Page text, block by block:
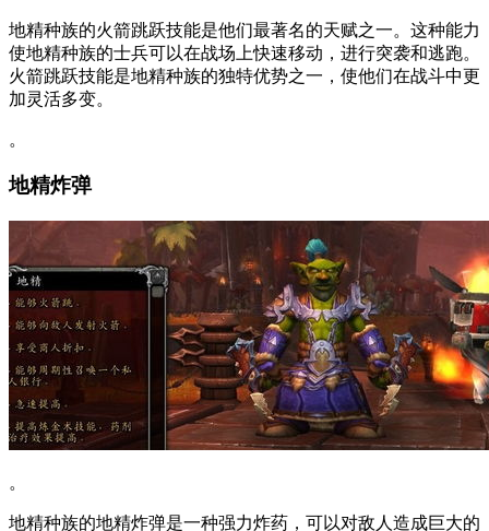
地精种族的火箭跳跃技能是他们最著名的天赋之一。这种能力
使地精种族的士兵可以在战场上快速移动，进行突袭和逃跑。
火箭跳跃技能是地精种族的独特优势之一，使他们在战斗中更
加灵活多变。
。
地精炸弹
。
地精种族的地精炸弹是一种强力炸药，可以对敌人造成巨大的